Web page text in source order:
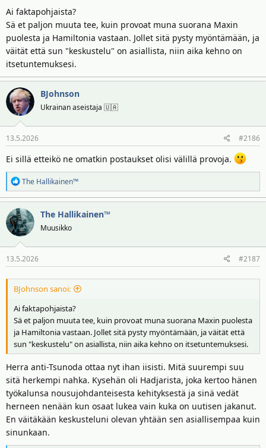
Ai faktapohjaista?
Sä et paljon muuta tee, kuin provoat muna suorana Maxin
puolesta ja Hamiltonia vastaan. Jollet sitä pysty myöntämään, ja
väität että sun "keskustelu" on asiallista, niin aika kehno on
itsetuntemuksesi.
BJohnson
Ukrainan aseistaja 🇺🇦
13.5.2026 #2186
Ei sillä etteikö ne omatkin postaukset olisi välillä provoja.
R
e
a
k
t
i
o
t
The Hallikainen™
The Hallikainen™
Muusikko
13.5.2026 #2187
BJohnson sanoi:
Ai faktapohjaista?
Sä et paljon muuta tee, kuin provoat muna suorana Maxin puolesta
ja Hamiltonia vastaan. Jollet sitä pysty myöntämään, ja väität että
sun "keskustelu" on asiallista, niin aika kehno on itsetuntemuksesi.
Herra anti-Tsunoda ottaa nyt ihan iisisti. Mitä suurempi suu
sitä herkempi nahka. Kysehän oli Hadjarista, joka kertoo hänen
työkalunsa nousujohdanteisesta kehityksestä ja sinä vedät
herneen nenään kun osaat lukea vain kuka on uutisen jakanut.
En väitäkään keskusteluni olevan yhtään sen asiallisempaa kuin
sinunkaan.